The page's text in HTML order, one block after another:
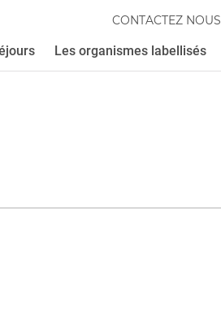
CONTACTEZ NOUS
Les organismes labellisés